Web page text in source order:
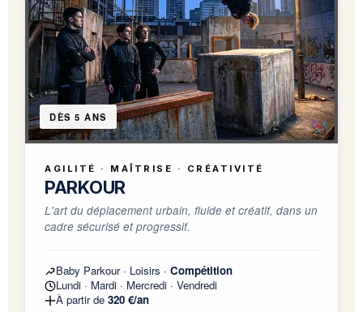
DÈS 5 ANS
AGILITÉ · MAÎTRISE · CRÉATIVITÉ
PARKOUR
L'art du déplacement urbain, fluide et créatif, dans un
cadre sécurisé et progressif.
Baby Parkour · Loisirs · Compétition
Lundi · Mardi · Mercredi · Vendredi
À partir de 320 €/an